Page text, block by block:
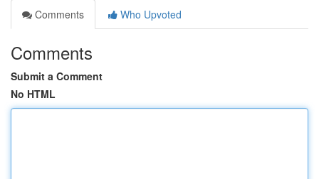
Comments
Who Upvoted
Comments
Submit a Comment
No HTML